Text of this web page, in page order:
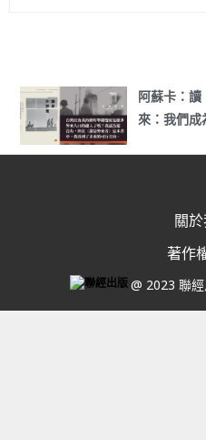
阿蘇卡：
來：我們成
關
著作
@ 2023 聯